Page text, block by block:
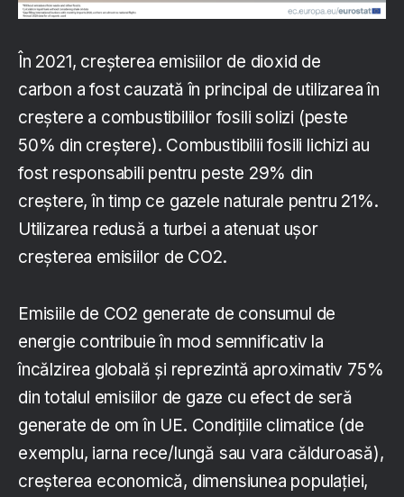
În 2021, creșterea emisiilor de dioxid de
carbon a fost cauzată în principal de utilizarea în
creștere a combustibililor fosili solizi (peste
50% din creștere). Combustibilii fosili lichizi au
fost responsabili pentru peste 29% din
creștere, în timp ce gazele naturale pentru 21%.
Utilizarea redusă a turbei a atenuat ușor
creșterea emisiilor de CO2.
Emisiile de CO2 generate de consumul de
energie contribuie în mod semnificativ la
încălzirea globală și reprezintă aproximativ 75%
din totalul emisiilor de gaze cu efect de seră
generate de om în UE. Condițiile climatice (de
exemplu, iarna rece/lungă sau vara călduroasă),
creșterea economică, dimensiunea populației,